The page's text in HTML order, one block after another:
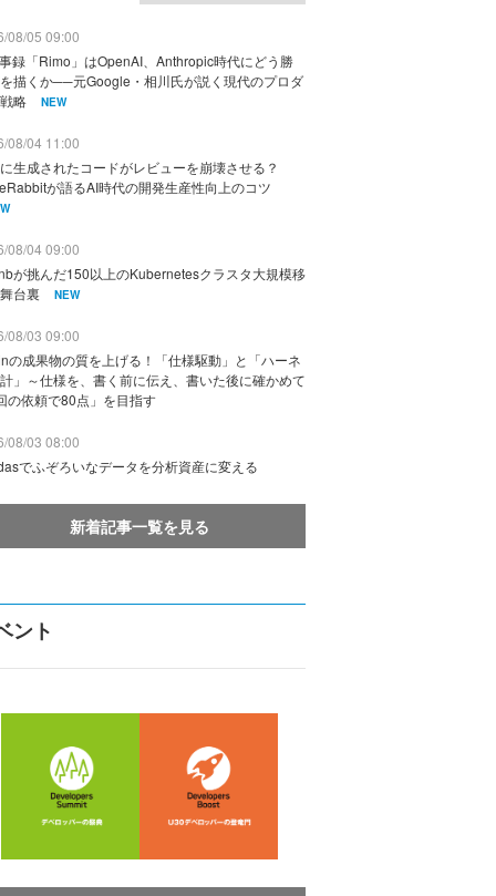
08/05 09:00
録「Rimo」はOpenAI、Anthropic時代にどう勝
描くか──元Google・相川氏が説く現代のプロダ
略
NEW
08/04 11:00
生成されたコードがレビューを崩壊させる？
が語るAI時代の開発生産性向上のコツ
08/04 09:00
が挑んだ150以上のKubernetesクラスタ大規模移
台裏
NEW
08/03 09:00
の成果物の質を上げる！「仕様駆動」と「ハーネ
」～仕様を、書く前に伝え、書いた後に確かめて
の依頼で80点」を目指す
08/03 08:00
でふぞろいなデータを分析資産に変える
新着記事一覧を見る
ント